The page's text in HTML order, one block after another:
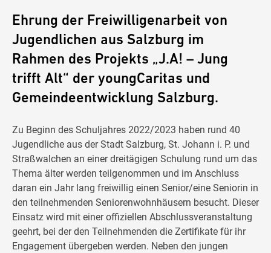
Ehrung der Freiwilligenarbeit von
Jugendlichen aus Salzburg im
Rahmen des Projekts „J.A! – Jung
trifft Alt“ der youngCaritas und
Gemeindeentwicklung Salzburg.
Zu Beginn des Schuljahres 2022/2023 haben rund 40
Jugendliche aus der Stadt Salzburg, St. Johann i. P. und
Straßwalchen an einer dreitägigen Schulung rund um das
Thema älter werden teilgenommen und im Anschluss
daran ein Jahr lang freiwillig einen Senior/eine Seniorin in
den teilnehmenden Seniorenwohnhäusern besucht. Dieser
Einsatz wird mit einer offiziellen Abschlussveranstaltung
geehrt, bei der den Teilnehmenden die Zertifikate für ihr
Engagement übergeben werden. Neben den jungen